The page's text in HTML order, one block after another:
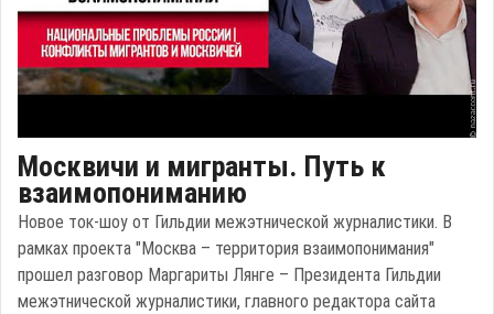
Москвичи и мигранты. Путь к
взаимопониманию
Новое ток-шоу от Гильдии межэтнической журналистики. В
рамках проекта "Москва – территория взаимопонимания"
прошел разговор Маргариты Лянге – Президента Гильдии
межэтнической журналистики, главного редактора сайта